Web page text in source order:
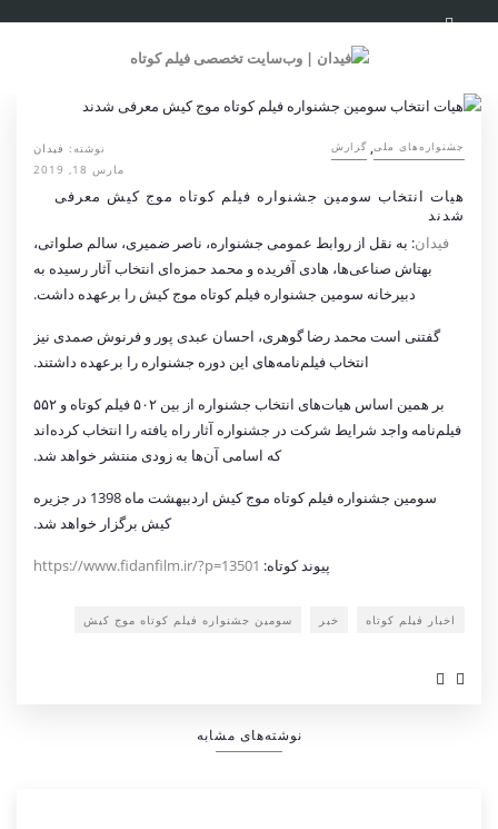
جشنواره‌های ملی, گزارش نوشته: فیدان
مارس 18, 2019
هیات‌ انتخاب سومین جشنواره فیلم کوتاه موج کیش معرفی
شدند
فیدان: به نقل از روابط عمومی جشنواره، ناصر ضمیری، سالم صلواتی،
بهتاش صناعی‌ها، هادی آفریده و محمد حمزه‌ای انتخاب آثار رسیده به
دبیرخانه سومین جشنواره فیلم کوتاه موج کیش را برعهده داشت.
گفتنی است محمد رضا گوهری، احسان عبدی پور و فرنوش صمدی نیز
انتخاب فیلم‌نامه‌های این دوره جشنواره را برعهده داشتند.
بر همین اساس هیات‌های انتخاب جشنواره از بین ۵۰۲ فیلم کوتاه و ۵۵۲
فیلم‌نامه واجد شرایط شرکت در جشنواره آثار راه یافته را انتخاب کرده‌اند
که اسامی آن‌ها به زودی منتشر خواهد شد.
سومین جشنواره فیلم کوتاه موج کیش اردبیهشت ماه 1398 در جزیره
کیش برگزار خواهد شد.
پیوند کوتاه: https://www.fidanfilm.ir/?p=13501
اخبار فیلم کوتاه خبر سومین جشنواره فیلم کوتاه موج کیش
نوشته‌های مشابه